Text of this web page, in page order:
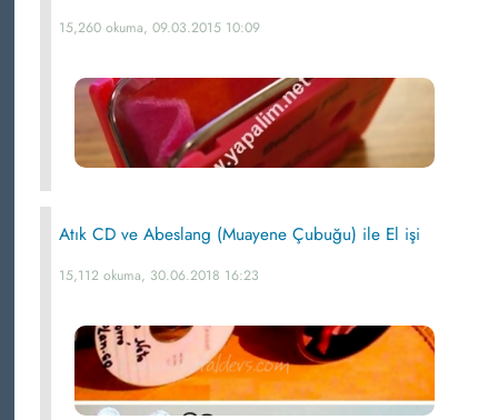
15,260 okuma, 09.03.2015 10:09
Atık CD ve Abeslang (Muayene Çubuğu) ile El işi
15,112 okuma, 30.06.2018 16:23